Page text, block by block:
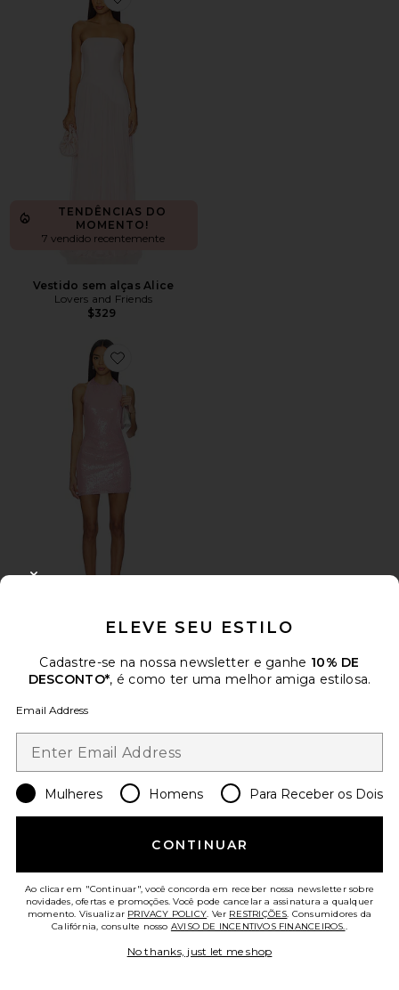
Favorite Vestido sem alças Alice
TENDÊNCIAS DO
MOMENTO!
7 vendido recentemente
Vestido sem alças Alice
Lovers and Friends
$329
Favorite Minkah Mini Dress
superdown
$74
ELEVE SEU ESTILO
Cadastre-se na nossa newsletter e ganhe 10% DE
DESCONTO*, é como ter uma melhor amiga estilosa.
Email Address
Mulheres Homens Para Receber os Dois
CONTINUAR
Ao clicar em "Continuar", você concorda em receber nossa newsletter sobre
novidades, ofertas e promoções. Você pode cancelar a assinatura a qualquer
momento. Visualizar PRIVACY POLICY. Ver RESTRIÇÕES. Consumidores da
Califórnia, consulte nosso AVISO DE INCENTIVOS FINANCEIROS..
No thanks, just let me shop